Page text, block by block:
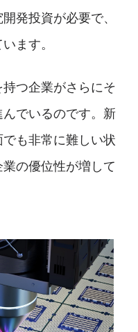
発投資が必要で、
ます。
つ企業がさらにそ
でいるのです。新
も非常に難しい状
の優位性が増して